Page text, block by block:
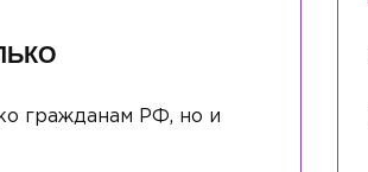
гражданам РФ, но и